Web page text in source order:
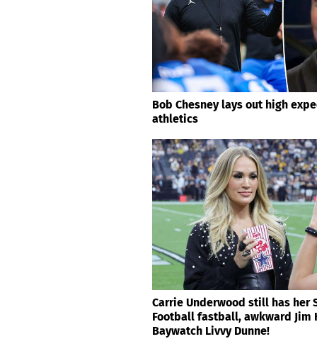
Bob Chesney lays out high
athletics
Carrie Underwood still has her
Football fastball, awkward Jim
Baywatch Livvy Dunne!